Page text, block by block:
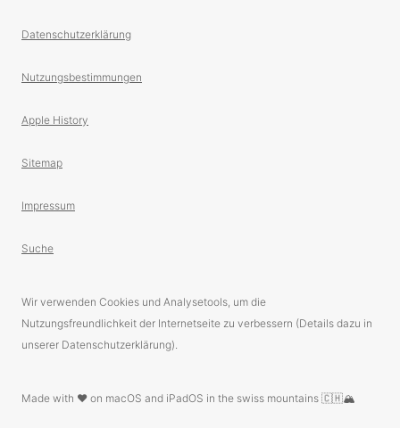
Datenschutzerklärung
Nutzungsbestimmungen
Apple History
Sitemap
Impressum
Suche
Wir verwenden Cookies und Analysetools, um die
Nutzungsfreundlichkeit der Internetseite zu verbessern (Details dazu in
unserer Datenschutzerklärung).
Made with ❤️ on macOS and iPadOS in the swiss mountains 🇨🇭🏔